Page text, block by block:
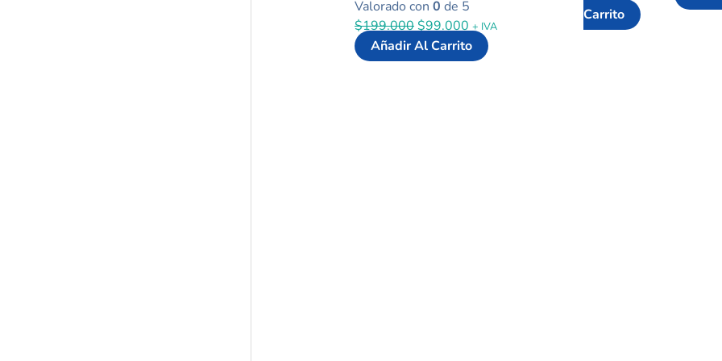
Valorado con 0 de 5
$199.000$99.000 + IVA
Añadir Al Carrito
Carrito